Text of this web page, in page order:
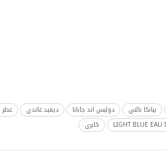
بيانكا بالتي دوليس اند جابانا ديفيد غاندي
عطر LIGHT BLUE EAU INTENSE POUR FEMME
كابري